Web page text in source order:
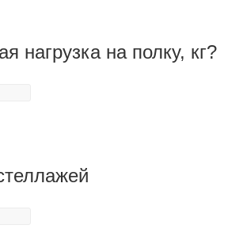
нагрузка на полку, кг?